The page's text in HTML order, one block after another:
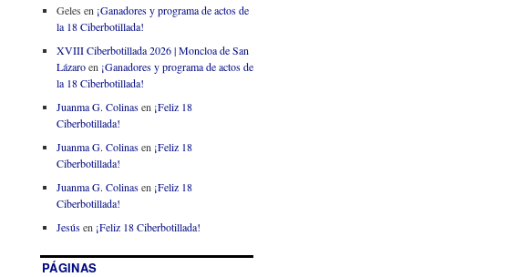
Geles en ¡Ganadores y programa de actos de
la 18 Ciberbotillada!
XVIII Ciberbotillada 2026 | Moncloa de San
Lázaroen ¡Ganadores y programa de actos de
la 18 Ciberbotillada!
Juanma G. Colinasen ¡Feliz 18
Ciberbotillada!
Juanma G. Colinasen ¡Feliz 18
Ciberbotillada!
Juanma G. Colinasen ¡Feliz 18
Ciberbotillada!
Jesúsen ¡Feliz 18 Ciberbotillada!
PÁGINAS